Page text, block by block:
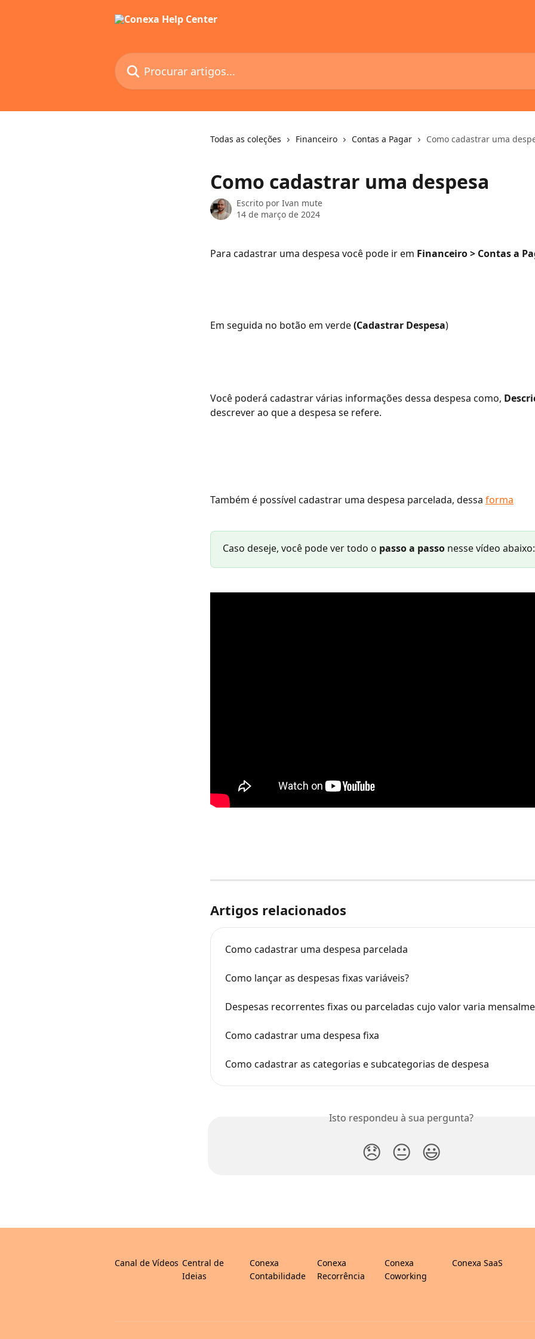
Procurar artigos...
Todas as coleções Financeiro Contas a Pagar Como cadastrar uma
Como cadastrar uma despesa
Escrito por Ivan mute
14 de março de 2024
Para cadastrar uma despesa você pode ir em Financeiro > Contas a
Em seguida no botão em verde (Cadastrar Despesa)
Você poderá cadastrar várias informações dessa despesa como,
descrever ao que a despesa se refere.
Também é possível cadastrar uma despesa parcelada, dessa forma
Caso deseje, você pode ver todo o passo a passo nesse vídeo abaixo:
Artigos relacionados
Como cadastrar uma despesa parcelada
Como lançar as despesas fixas variáveis?
Despesas recorrentes fixas ou parceladas cujo valor varia
Como cadastrar uma despesa fixa
Como cadastrar as categorias e subcategorias de despesa
Isto respondeu à sua pergunta?
😞 😐 😃
Canal de Vídeos Central de
Ideias
Conexa
Contabilidade
Conexa
Recorrência
Conexa
Coworking
Conexa SaaS